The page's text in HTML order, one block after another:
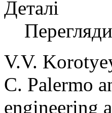
Деталі
V.V.
C. Palermo
engineering